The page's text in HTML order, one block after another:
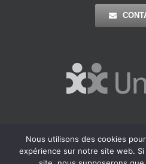
Copyright 2016 Apei Ouest 44 |
Légales| Réalisation :
Nous utilisons des cookies
expérience sur notre site web.